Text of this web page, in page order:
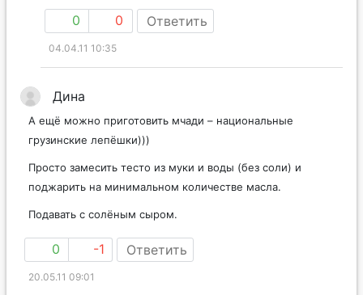
0 0 Ответить
04.04.11 10:35
Дина
А ещё можно приготовить мчади – национальные
грузинские лепёшки)))
Просто замесить тесто из муки и воды (без соли) и
поджарить на минимальном количестве масла.
Подавать с солёным сыром.
0 -1 Ответить
20.05.11 09:01